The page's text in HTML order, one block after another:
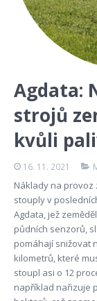
Agdata:
strojů
kvůli
16. 11. 2021
Náklady na provoz
stouply v
Agdata, jež
půdních senzorů,
pomáhají snižovat
kilometrů, které
stoupl asi o 12
například nařizuje